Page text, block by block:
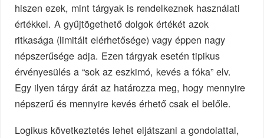
hiszen ezek, mint tárgyak is rendelkeznek használati
értékkel. A gyűjtögethető dolgok értékét azok
ritkasága (limitált elérhetősége) vagy éppen nagy
népszerűsége adja. Ezen tárgyak esetén tipikus
érvényesülés a “sok az eszkimó, kevés a fóka” elv.
Egy ilyen tárgy árát az határozza meg, hogy mennyire
népszerű és mennyire kevés érhető csak el belőle.
Logikus következtetés lehet eljátszani a gondolattal,